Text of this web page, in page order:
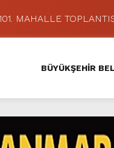
MAHALLE
Caddesi’nde Büyük
Yenileniyor.
Kırsalında 45
İkinci Etap
Caddesi’nde Son Kat
Hacı Murat
BÜYÜKŞEHİR